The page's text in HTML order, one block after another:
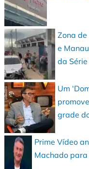
Zona de
e
da Série
Um
grade
Prime Vídeo
Machado